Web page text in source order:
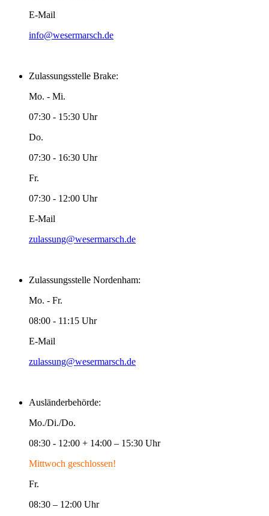
E-Mail
info@wesermarsch.de
Zulassungsstelle Brake:
Mo. - Mi.
07:30 - 15:30 Uhr
Do.
07:30 - 16:30 Uhr
Fr.
07:30 - 12:00 Uhr
E-Mail
zulassung@wesermarsch.de
Zulassungsstelle Nordenham:
Mo. - Fr.
08:00 - 11:15 Uhr
E-Mail
zulassung@wesermarsch.de
Ausländerbehörde:
Mo./Di./Do.
08:30 - 12:00 + 14:00 – 15:30 Uhr
Mittwoch geschlossen!
Fr.
08:30 – 12:00 Uhr